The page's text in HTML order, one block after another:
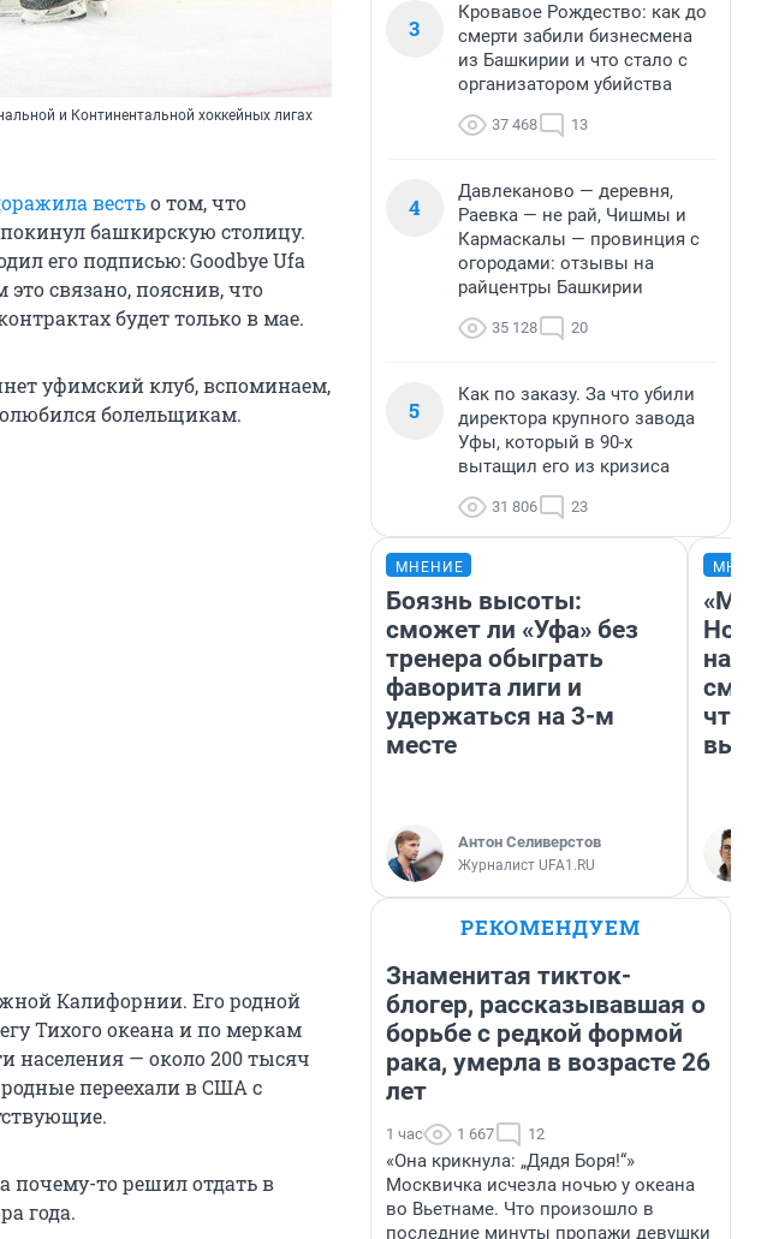
и Континентальной хоккейных лигах
вестьо том, что
башкирскую столицу.
его подписью: Goodbye Ufa
это связано, пояснив, что
будет только в мае.
уфимский клуб, вспоминаем,
болельщикам.
Калифорнии. Его родной
Тихого океана и по меркам
населения — около 200 тысяч
переехали в США с
почему-то решил отдать в
года.
3
Кровавое Рождество: как до
смерти забили бизнесмена
из Башкирии и что стало с
организатором убийства
37 468 13
4
Давлеканово — деревня,
Раевка — не рай, Чишмы и
Кармаскалы — провинция с
огородами: отзывы на
райцентры Башкирии
35 128 20
5
Как по заказу. За что убили
директора крупного завода
Уфы, который в 90-х
вытащил его из кризиса
31 806 23
МНЕНИЕ
Боязнь высоты:
сможет ли «Уфа» без
тренера обыграть
фаворита лиги и
удержаться на 3-м
месте
Антон Селиверстов
Журналист UFA1.RU
«Мы
РЕКОМЕНДУЕМ
Знаменитая тикток-
блогер, рассказывавшая о
борьбе с редкой формой
рака, умерла в возрасте 26
лет
1 час 1 667 12
«Она крикнула: „Дядя Боря!“»
Москвичка исчезла ночью у океана
во Вьетнаме. Что произошло в
последние минуты пропажи девушки